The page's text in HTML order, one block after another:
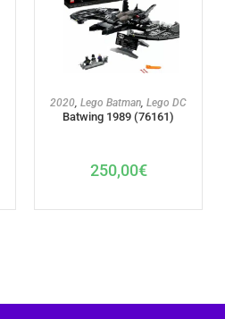
AJOUTER AU PANIER
2020 Lego Batman Lego DC
Batwing 1989 (76161)
250,00€